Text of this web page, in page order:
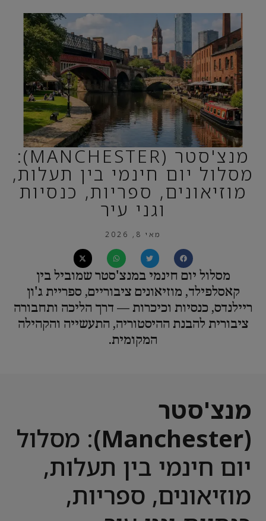
מנצ'סטר (MANCHESTER):
מסלול יום חינמי בין תעלות,
מוזיאונים, ספריות, כנסיות
וגני עיר
מאי 8, 2026
מסלול יום חינמי במנצ'סטר שמוביל בין
קאסלפילד, מוזיאונים ציבוריים, ספריית ג'ון
ריילנדס, כנסיות וכיכרות — דרך הליכה ותחבורה
ציבורית להבנת ההיסטוריה, התעשייה והקהילה
המקומית.
מנצ'סטר
(Manchester)
: מסלול
יום חינמי בין תעלות,
מוזיאונים, ספריות,